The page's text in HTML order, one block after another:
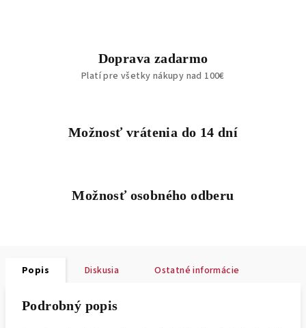
Doprava zadarmo
Platí pre všetky nákupy nad 100€
Možnosť vrátenia do 14 dní
Možnosť osobného odberu
Popis Diskusia Ostatné informácie
Podrobný popis